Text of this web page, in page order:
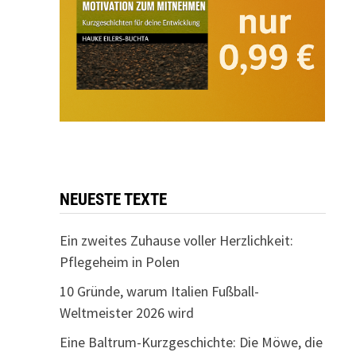
NEUESTE TEXTE
Ein zweites Zuhause voller Herzlichkeit:
Pflegeheim in Polen
10 Gründe, warum Italien Fußball-
Weltmeister 2026 wird
Eine Baltrum-Kurzgeschichte: Die Möwe, die